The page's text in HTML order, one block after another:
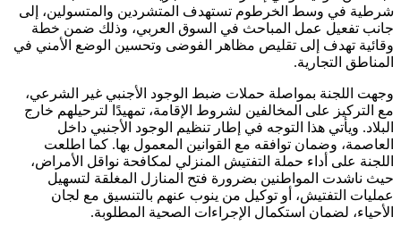
شرطية في وسط الخرطوم تستهدف المتشردين والمتسولين، إلى
جانب تفعيل عمل المباحث في السوق العربي، وذلك ضمن خطة
وقائية تهدف إلى تقليص مظاهر الفوضى وتحسين الوضع الأمني في
المناطق التجارية.
وجهت اللجنة بمواصلة حملات ضبط الوجود الأجنبي غير الشرعي،
مع التركيز على المخالفين لشروط الإقامة، تمهيدًا لترحيلهم خارج
البلاد. ويأتي هذا التوجه في إطار تنظيم الوجود الأجنبي داخل
العاصمة، وضمان توافقه مع القوانين المعمول بها. كما اطلعت
اللجنة على أداء حملة التفتيش المنزلي لمكافحة نواقل الأمراض،
حيث ناشدت المواطنين بضرورة فتح المنازل المغلقة لتسهيل
عمليات التفتيش، أو توكيل من ينوب عنهم بالتنسيق مع لجان
الأحياء، لضمان استكمال الإجراءات الصحية المطلوبة.